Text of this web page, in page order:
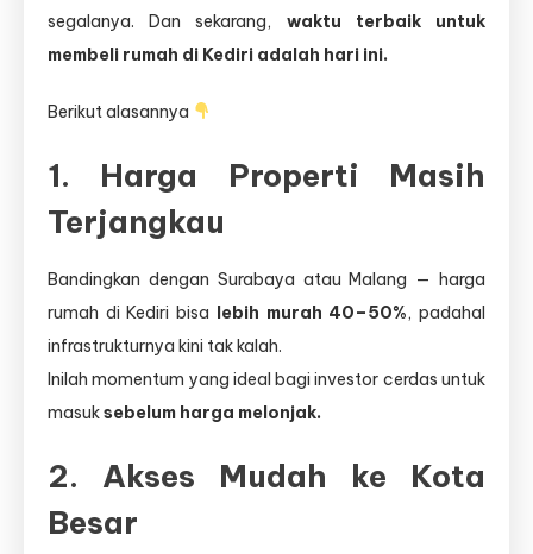
segalanya. Dan sekarang, waktu terbaik untuk
membeli rumah di Kediri adalah hari ini.
Berikut alasannya
1. Harga Properti Masih
Terjangkau
Bandingkan dengan Surabaya atau Malang — harga
rumah di Kediri bisa lebih murah 40–50%, padahal
infrastrukturnya kini tak kalah.
Inilah momentum yang ideal bagi investor cerdas untuk
masuksebelum harga melonjak.
2. Akses Mudah ke Kota
Besar